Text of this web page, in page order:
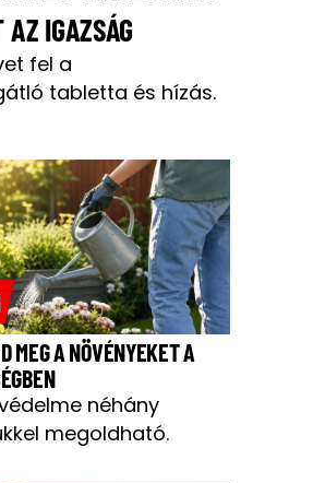
IGAZSÁG
fel a
tabletta és hízás.
MEG A NÖVÉNYEKET A
néhány
megoldható.